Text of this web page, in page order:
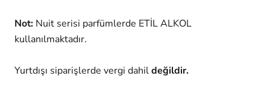
Not: Nuit serisi parfümlerde ETİL ALKOL
kullanılmaktadır.
Yurtdışı siparişlerde vergi dahildeğildir.